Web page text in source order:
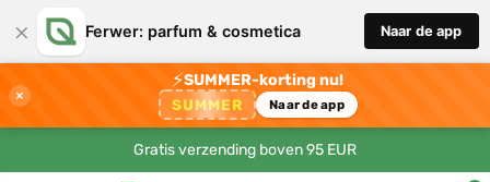
× Ferwer: parfum & cosmetica Naar de app
×
⚡SUMMER-korting nu!
SUMMER Naar de app
Gratis verzending boven 95 EUR